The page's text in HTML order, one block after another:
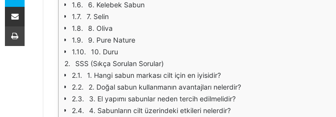
6. Kelebek Sabun
7. Selin
8. Oliva
9. Pure Nature
10. Duru
SSS (Sıkça Sorulan Sorular)
1. Hangi sabun markası cilt için en iyisidir?
2. Doğal sabun kullanmanın avantajları nelerdir?
3. El yapımı sabunlar neden tercih edilmelidir?
4. Sabunların cilt üzerindeki etkileri nelerdir?
E-Posta ile paylaş